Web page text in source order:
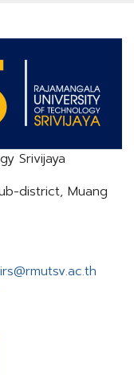
Srivijaya
district, Muang